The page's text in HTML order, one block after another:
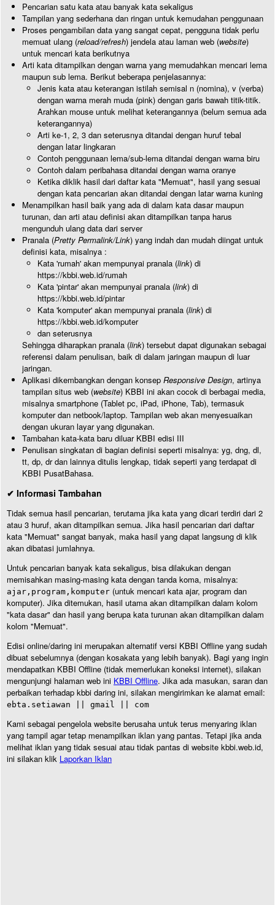
Pencarian satu kata atau banyak kata sekaligus
Tampilan yang sederhana dan ringan untuk kemudahan penggunaan
Proses pengambilan data yang sangat cepat, pengguna tidak perlu
memuat ulang (reload/refresh) jendela atau laman web (website)
untuk mencari kata berikutnya
Arti kata ditampilkan dengan warna yang memudahkan mencari lema
maupun sub lema. Berikut beberapa penjelasannya:
Jenis kata atau keterangan istilah semisal n (nomina), v (verba)
dengan warna merah muda (pink) dengan garis bawah titik-titik.
Arahkan mouse untuk melihat keterangannya (belum semua ada
keterangannya)
Arti ke-1, 2, 3 dan seterusnya ditandai dengan huruf tebal
dengan latar lingkaran
Contoh penggunaan lema/sub-lema ditandai dengan warna biru
Contoh dalam peribahasa ditandai dengan warna oranye
Ketika diklik hasil dari daftar kata "Memuat", hasil yang sesuai
dengan kata pencarian akan ditandai dengan latar warna kuning
Menampilkan hasil baik yang ada di dalam kata dasar maupun
turunan, dan arti atau definisi akan ditampilkan tanpa harus
mengunduh ulang data dari server
Pranala (Pretty Permalink/Link) yang indah dan mudah diingat untuk
definisi kata, misalnya :
Kata 'rumah' akan mempunyai pranala (link) di
https://kbbi.web.id/rumah
Kata 'pintar' akan mempunyai pranala (link) di
https://kbbi.web.id/pintar
Kata 'komputer' akan mempunyai pranala (link) di
https://kbbi.web.id/komputer
dan seterusnya
Sehingga diharapkan pranala (link) tersebut dapat digunakan sebagai
referensi dalam penulisan, baik di dalam jaringan maupun di luar
jaringan.
Aplikasi dikembangkan dengan konsep Responsive Design, artinya
tampilan situs web (website) KBBI ini akan cocok di berbagai media,
misalnya smartphone (Tablet pc, iPad, iPhone, Tab), termasuk
komputer dan netbook/laptop. Tampilan web akan menyesuaikan
dengan ukuran layar yang digunakan.
Tambahan kata-kata baru diluar KBBI edisi III
Penulisan singkatan di bagian definisi seperti misalnya: yg, dng, dl,
tt, dp, dr dan lainnya ditulis lengkap, tidak seperti yang terdapat di
KBBI PusatBahasa.
✔ Informasi Tambahan
Tidak semua hasil pencarian, terutama jika kata yang dicari terdiri dari 2
atau 3 huruf, akan ditampilkan semua. Jika hasil pencarian dari daftar
kata "Memuat" sangat banyak, maka hasil yang dapat langsung di klik
akan dibatasi jumlahnya.
Untuk pencarian banyak kata sekaligus, bisa dilakukan dengan
memisahkan masing-masing kata dengan tanda koma, misalnya:
ajar,program,komputer (untuk mencari kata ajar, program dan
komputer). Jika ditemukan, hasil utama akan ditampilkan dalam kolom
"kata dasar" dan hasil yang berupa kata turunan akan ditampilkan dalam
kolom "Memuat".
Edisi online/daring ini merupakan alternatif versi KBBI Offline yang sudah
dibuat sebelumnya (dengan kosakata yang lebih banyak). Bagi yang ingin
mendapatkan KBBI Offline (tidak memerlukan koneksi internet), silakan
mengunjungi halaman web ini KBBI Offline. Jika ada masukan, saran dan
perbaikan terhadap kbbi daring ini, silakan mengirimkan ke alamat email:
ebta.setiawan || gmail || com
Kami sebagai pengelola website berusaha untuk terus menyaring iklan
yang tampil agar tetap menampilkan iklan yang pantas. Tetapi jika anda
melihat iklan yang tidak sesuai atau tidak pantas di website kbbi.web.id,
ini silakan klik Laporkan Iklan